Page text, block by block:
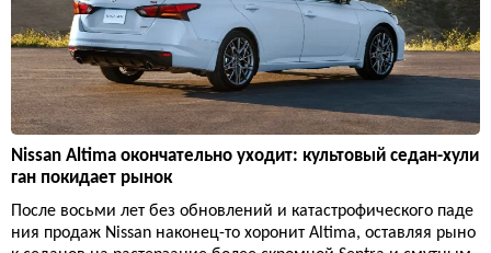
Nissan Altima окончательно уходит: культовый седан-хули
ган покидает рынок
После восьми лет без обновлений и катастрофического паде
ния продаж Nissan наконец-то хоронит Altima, оставляя рыно